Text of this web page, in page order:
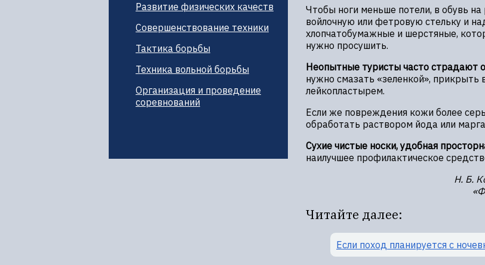
Развитие физических качеств
Совершенствование техники
Тактика борьбы
Техника вольной борьбы
Организация и проведение
соревнований
Чтобы ноги меньше потели, в обувь
войлочную или фетровую стельку и
хлопчатобумажные и шерстяные,
нужно просушить.
Неопытные туристы часто страдают
нужно смазать «зеленкой», прикрыть
лейкопластырем.
Если же повреждения кожи более
обработать раствором йода или
Сухие чистые носки, удобная
наилучшее профилактическое
Н. Б.
Читайте далее:
Если поход планируется с